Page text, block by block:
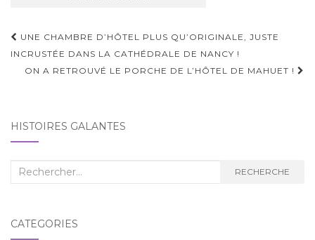
Navigation
d'article
UNE CHAMBRE D’HÔTEL PLUS QU’ORIGINALE, JUSTE
INCRUSTÉE DANS LA CATHÉDRALE DE NANCY !
ON A RETROUVÉ LE PORCHE DE L’HÔTEL DE MAHUET !
HISTOIRES GALANTES
Recherche
RECHERCHE
CATÉGORIES